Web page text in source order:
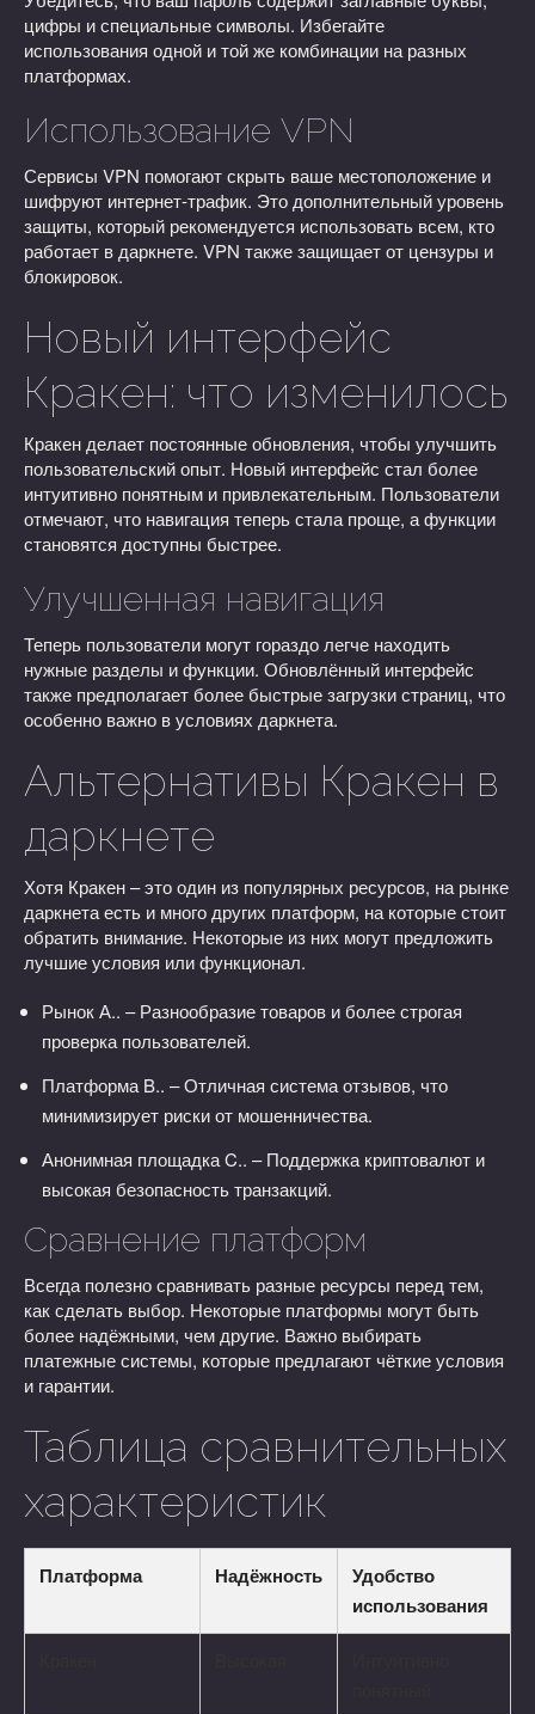
цифры и специальные символы. Избегайте
использования одной и той же комбинации на разных
платформах.
Использование VPN
Сервисы VPN помогают скрыть ваше местоположение и
шифруют интернет-трафик. Это дополнительный уровень
защиты, который рекомендуется использовать всем, кто
работает в даркнете. VPN также защищает от цензуры и
блокировок.
Новый интерфейс
Кракен: что изменилось
Кракен делает постоянные обновления, чтобы улучшить
пользовательский опыт. Новый интерфейс стал более
интуитивно понятным и привлекательным. Пользователи
отмечают, что навигация теперь стала проще, а функции
становятся доступны быстрее.
Улучшенная навигация
Теперь пользователи могут гораздо легче находить
нужные разделы и функции. Обновлённый интерфейс
также предполагает более быстрые загрузки страниц, что
особенно важно в условиях даркнета.
Альтернативы Кракен в
даркнете
Хотя Кракен – это один из популярных ресурсов, на рынке
даркнета есть и много других платформ, на которые стоит
обратить внимание. Некоторые из них могут предложить
лучшие условия или функционал.
Рынок А.. – Разнообразие товаров и более строгая
проверка пользователей.
Платформа B.. – Отличная система отзывов, что
минимизирует риски от мошенничества.
Анонимная площадка C.. – Поддержка криптовалют и
высокая безопасность транзакций.
Сравнение платформ
Всегда полезно сравнивать разные ресурсы перед тем,
как сделать выбор. Некоторые платформы могут быть
более надёжными, чем другие. Важно выбирать
платежные системы, которые предлагают чёткие условия
и гарантии.
Таблица сравнительных
характеристик
Платформа Надёжность
Удобство
использования